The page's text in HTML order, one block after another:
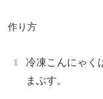
作り方
冷凍こんにゃく
まぶす。